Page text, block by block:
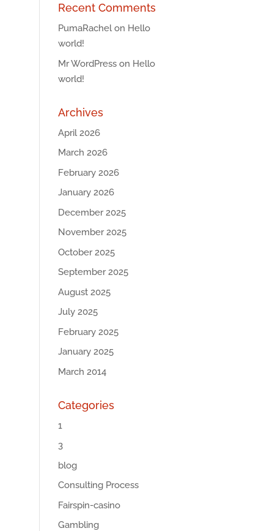
Recent Comments
PumaRachelon Hello
world!
Mr WordPress on Hello
world!
Archives
April 2026
March 2026
February 2026
January 2026
December 2025
November 2025
October 2025
September 2025
August 2025
July 2025
February 2025
January 2025
March 2014
Categories
1
3
blog
Consulting Process
Fairspin-casino
Gambling